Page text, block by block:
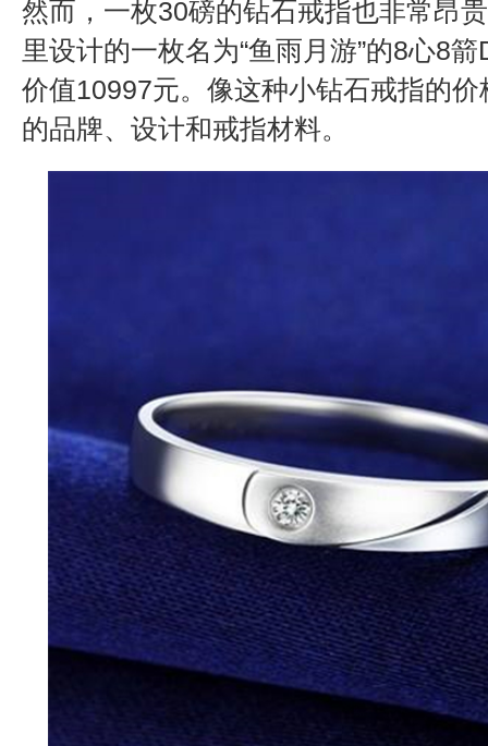
然而，一枚30磅的钻石戒指也非常昂
里设计的一枚名为“鱼雨月游”的8心8
价值10997元。像这种小钻石戒指的
的品牌、设计和戒指材料。